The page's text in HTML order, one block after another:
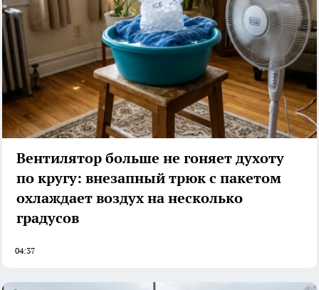
Вентилятор больше не гоняет духоту
по кругу: внезапный трюк с пакетом
охлаждает воздух на несколько
градусов
04:37